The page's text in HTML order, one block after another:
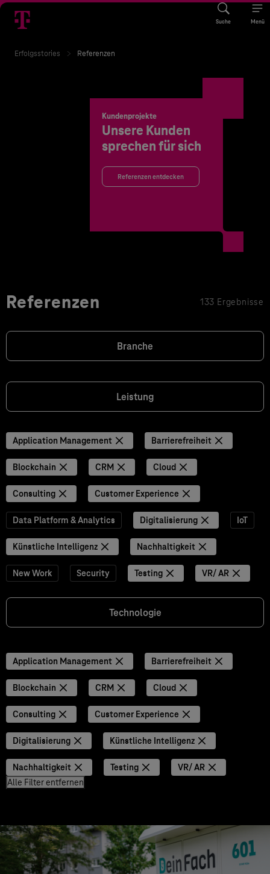
Suche Menü
Erfolgsstories Referenzen
Kundenprojekte
Unsere Kunden
sprechen für sich
Referenzen entdecken
Referenzen 133 Ergebnisse
Branche
Leistung
Application Management Barrierefreiheit
Blockchain CRM Cloud
Consulting Customer Experience
Data Platform & Analytics Digitalisierung IoT
Künstliche Intelligenz Nachhaltigkeit
New Work Security Testing VR/ AR
Technologie
Application Management Barrierefreiheit
Blockchain CRM Cloud
Consulting Customer Experience
Digitalisierung Künstliche Intelligenz
Nachhaltigkeit Testing
VR/ AR
Alle Filter entfernen